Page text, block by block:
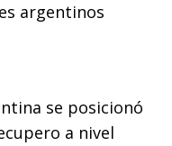
argentinos
se posicionó
a nivel